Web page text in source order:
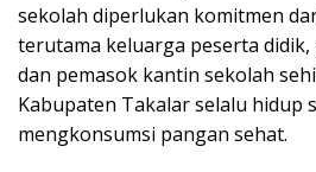
sekolah diperlukan komitmen
terutama keluarga peserta
dan pemasok kantin sekolah
Kabupaten Takalar selalu hidup
mengkonsumsi pangan sehat.